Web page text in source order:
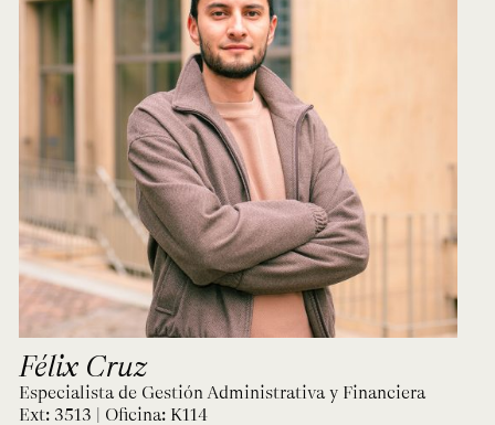
Félix Cruz
Especialista de Gestión Administrativa y Financiera
Ext: 3513 | Oficina: K114